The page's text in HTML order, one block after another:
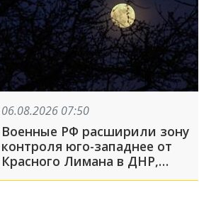
06.08.2026 07:50
Военные РФ расширили зону
контроля юго-западнее от
Красного Лимана в ДНР,
Дональд Трамп заявил, что